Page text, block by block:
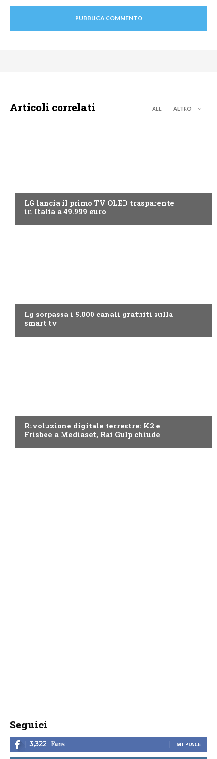
Articoli correlati ALL ALTRO
LG lancia il primo TV OLED trasparente
in Italia a 49.999 euro
Lg sorpassa i 5.000 canali gratuiti sulla
smart tv
Rivoluzione digitale terrestre: K2 e
Frisbee a Mediaset, Rai Gulp chiude
Seguici
3,322 Fans MI PIACE